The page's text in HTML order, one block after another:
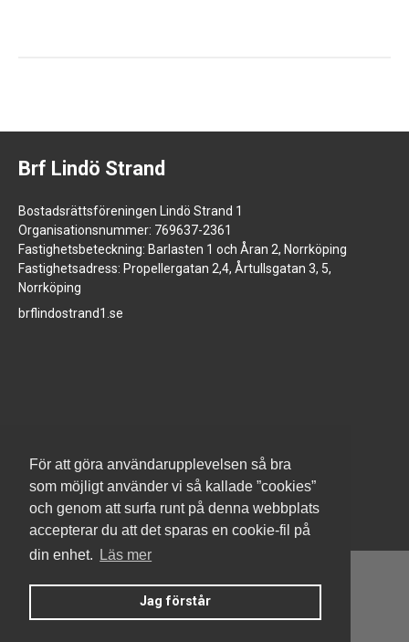
För att göra användarupplevelsen så bra
som möjligt använder vi så kallade ”cookies”
och genom att surfa runt på denna webbplats
accepterar du att det sparas en cookie-fil på
din enhet.
Läs mer
Jag förstår
Brf Lindö Strand
Bostadsrättsföreningen Lindö Strand 1
Organisationsnummer: 769637-2361
Fastighetsbeteckning: Barlasten 1 och Åran 2, Norrköping
Fastighetsadress: Propellergatan 2,4, Årtullsgatan 3, 5,
Norrköping
brflindostrand1.se
www.jm.se